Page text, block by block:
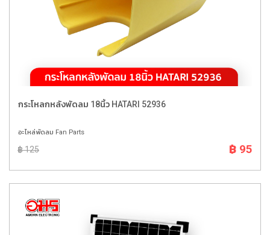
กระโหลกหลังพัดลม 18นิ้ว HATARI 52936
อะไหล่พัดลม Fan Parts
฿ 125 ฿ 95